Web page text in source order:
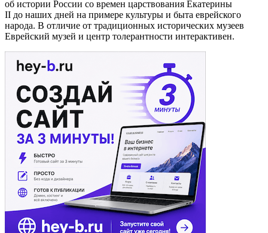
об истории России со времен царствования Екатерины
II до наших дней на примере культуры и быта еврейского
народа. В отличие от традиционных исторических музеев
Еврейский музей и центр толерантности интерактивен.